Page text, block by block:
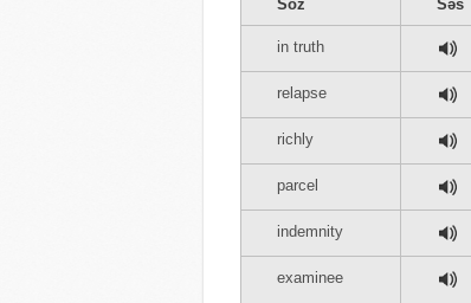
Söz Səs
in truth
relapse
richly
parcel
indemnity
examinee